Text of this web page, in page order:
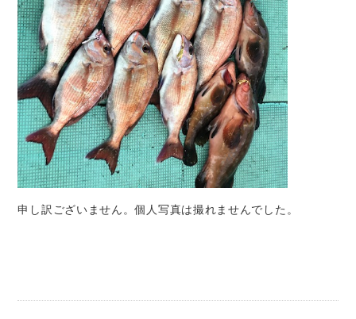
申し訳ございません。個人写真は撮れませんでした。